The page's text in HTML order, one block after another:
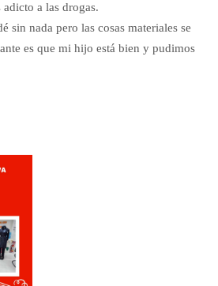
a las drogas.
sin nada pero las cosas materiales se
es que mi hijo está bien y pudimos